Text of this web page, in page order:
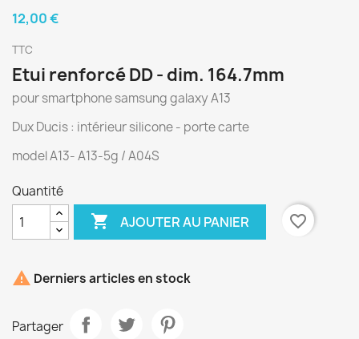
12,00 €
TTC
Etui renforcé DD - dim. 164.7mm
pour smartphone samsung galaxy A13
Dux Ducis : intérieur silicone - porte carte
model A13- A13-5g / A04S
Quantité
 AJOUTER AU PANIER favorite_border
 Derniers articles en stock
Partager